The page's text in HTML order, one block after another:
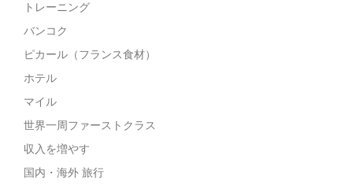
トレーニング
バンコク
ピカール（フランス食材）
ホテル
マイル
世界一周ファーストクラス
収入を増やす
国内・海外 旅行